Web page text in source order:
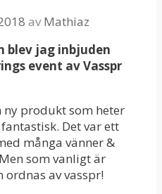
avMathiaz
blev jag inbjuden
event av Vasspr
ny produkt som heter
Det var ett
många vänner &
Men som vanligt är
av vasspr!